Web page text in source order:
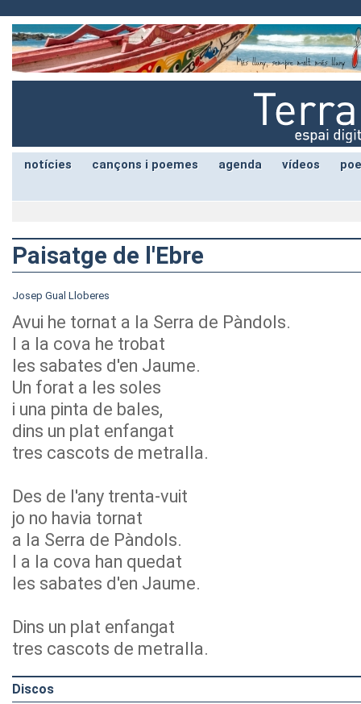
notícies cançons i poemes agenda vídeos
Paisatge de l'Ebre
Josep Gual Lloberes
Avui he tornat a la Serra de Pàndols.
I a la cova he trobat
les sabates d'en Jaume.
Un forat a les soles
i una pinta de bales,
dins un plat enfangat
tres cascots de metralla.
Des de l'any trenta-vuit
jo no havia tornat
a la Serra de Pàndols.
I a la cova han quedat
les sabates d'en Jaume.
Dins un plat enfangat
tres cascots de metralla.
Discos